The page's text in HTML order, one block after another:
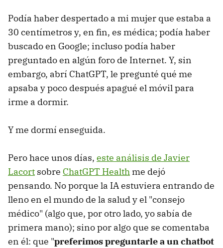
Podía haber despertado a mi mujer que estaba a
30 centímetros y, en fin, es médica; podía haber
buscado en Google; incluso podía haber
preguntado en algún foro de Internet. Y, sin
embargo, abrí ChatGPT, le pregunté qué me
apsaba y poco después apagué el móvil para
irme a dormir.
Y me dormí enseguida.
Pero hace unos días, este análisis de Javier
Lacort sobre ChatGPT Health me dejó
pensando. No porque la IA estuviera entrando de
lleno en el mundo de la salud y el "consejo
médico" (algo que, por otro lado, yo sabía de
primera mano); sino por algo que se comentaba
en él: que "preferimos preguntarle a un chatbot